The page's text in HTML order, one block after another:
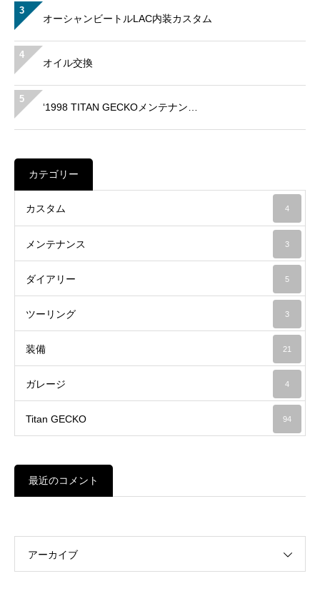
3
オーシャンビートルLAC内装カスタム
4
オイル交換
5
‘1998 TITAN GECKOメンテナン…
カテゴリー
カスタム 4
メンテナンス 3
ダイアリー 5
ツーリング 3
装備 21
ガレージ 4
Titan GECKO 94
最近のコメント
アーカイブ